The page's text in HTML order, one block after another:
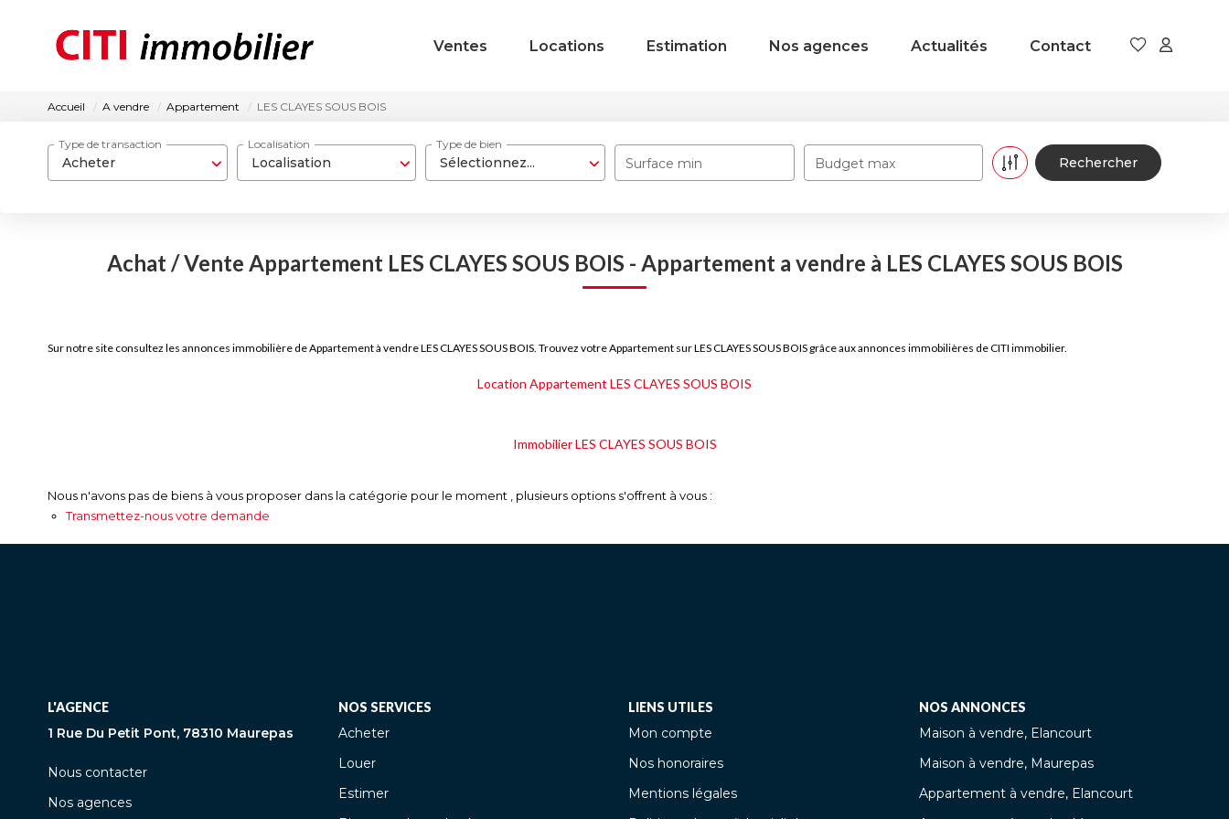
Ventes Locations Estimation Nos agences Actualités Contact
Accueil A vendre Appartement LES CLAYES SOUS BOIS
Acheter
Type de transaction
Localisation
Localisation
Sélectionnez...
Type de bien
Surface min Budget max
Achat / Vente Appartement LES CLAYES SOUS BOIS - Appartement a vendre à LES CLAYES SOUS BOIS
Sur notre site consultez les annonces immobilière de Appartement à vendre LES CLAYES SOUS BOIS. Trouvez votre Appartement sur LES CLAYES SOUS BOIS grâce aux annonces immobilières de CITI immobilier.
Location Appartement LES CLAYES SOUS BOIS
Immobilier LES CLAYES SOUS BOIS
Nous n'avons pas de biens à vous proposer dans la catégorie pour le moment , plusieurs options s'offrent à vous :
Transmettez-nous votre demande
L'AGENCE
1 Rue Du Petit Pont, 78310 Maurepas
Nous contacter
Nos agences
NOS SERVICES
Acheter
Louer
Estimer
LIENS UTILES
Mon compte
Nos honoraires
Mentions légales
NOS ANNONCES
Maison à vendre, Elancourt
Maison à vendre, Maurepas
Appartement à vendre, Elancourt